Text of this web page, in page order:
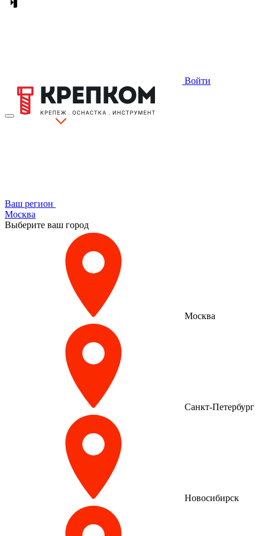
Войти
Ваш регион
Москва
Выберите ваш город
Москва
Санкт-Петербург
Новосибирск